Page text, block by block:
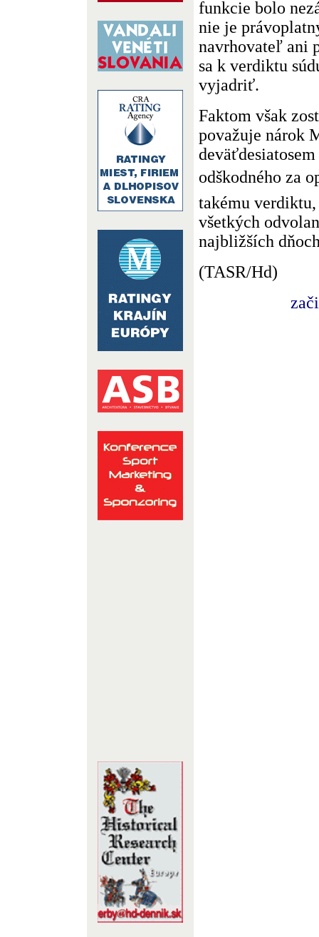
funkcie bolo
nie je
navrhovateľ ani
sa k verdiktu
vyjadriť.
Faktom však
považuje nárok
odškodného
takému
všetkých
najbližších
(TASR/Hd)